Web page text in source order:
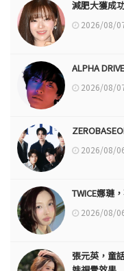
減肥大獲成
2026/08/
ALPHA
2026/08/
2026/08/
TWICE娜璉
2026/08/
張元英，童